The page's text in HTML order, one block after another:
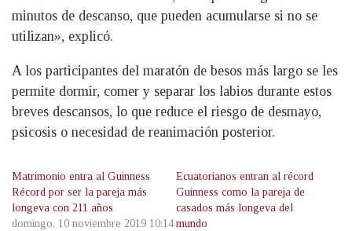
minutos de descanso, que pueden acumularse si no se
utilizan», explicó.
A los participantes del maratón de besos más largo se les
permite dormir, comer y separar los labios durante estos
breves descansos, lo que reduce el riesgo de desmayo,
psicosis o necesidad de reanimación posterior.
Matrimonio entra al Guinness
Récord por ser la pareja más
longeva con 211 años
domingo, 10 noviembre 2019 10:14
Ecuatorianos entran al récord
Guinness como la pareja de
casados más longeva del
mundo